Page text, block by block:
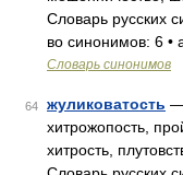
Словарь русских
во синонимов: 6 •
Словарь синонимов
64 жуликоватость —
хитрожопость,
хитрость,